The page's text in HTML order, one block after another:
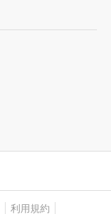
利用規約